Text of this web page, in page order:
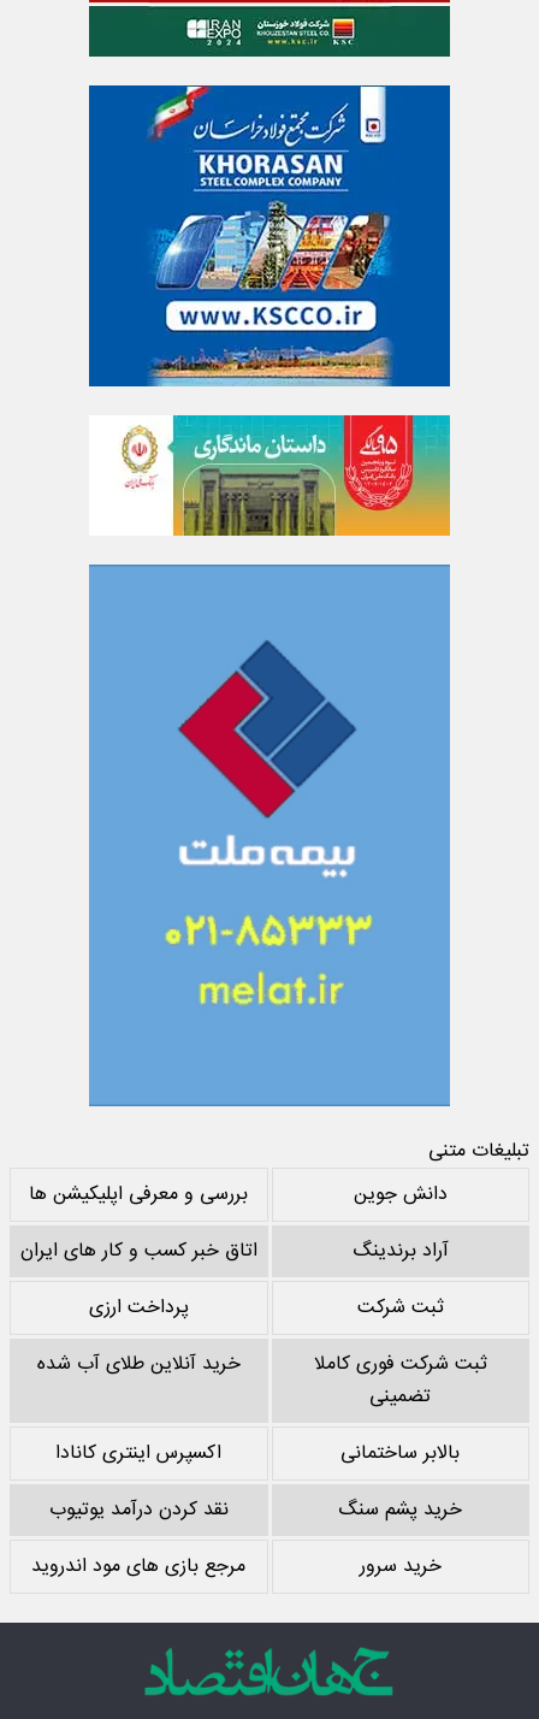
تبلیغات متنی
دانش جوین
بررسی و معرفی اپلیکیشن ها
آراد برندینگ
اتاق خبر کسب و کار های ایران
ثبت شرکت
پرداخت ارزی
ثبت شرکت فوری کاملا
تضمینی
خرید آنلاین طلای آب شده
بالابر ساختمانی
اکسپرس اینتری کانادا
خرید پشم سنگ
نقد کردن درآمد یوتیوب
خرید سرور
مرجع بازی های مود اندروید